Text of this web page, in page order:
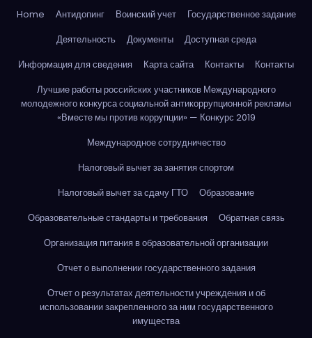
Home Антидопинг Воинский учет
Государственное задание
Деятельность
Документы
Доступная среда
Информация для сведения
Карта сайта Контакты
Контакты
Лучшие работы российских участников Международного
молодежного конкурса социальной антикоррупционной рекламы
«Вместе мы против коррупции» — Конкурс 2019
Международное сотрудничество
Налоговый вычет за занятия спортом
Налоговый вычет за сдачу ГТО
Образование
Образовательные стандарты и требования
Обратная связь
Организация питания в образовательной организации
Отчет о выполнении государственного задания
Отчет о результатах деятельности учреждения и об
использовании закрепленного за ним государственного
имущества